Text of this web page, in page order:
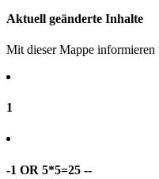
Aktuell geänderte Inhalte
Mit dieser Mappe
1
-1 OR 5*5=25 --